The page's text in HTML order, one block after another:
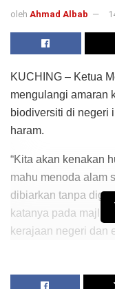
oleh Ahmad Albab
KUCHING – Ketua
mengulangi amaran
biodiversiti di negeri
haram.
“Kita akan kenakan
mahu menoda alam
dibiarkan tanpa
katanya pada majlis
kerajaan negeri dan